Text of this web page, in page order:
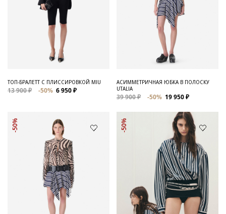
ТОП-БРАЛЕТТ С ПЛИССИРОВКОЙ MIU
13 900 ₽ -50% 6 950 ₽
АСИММЕТРИЧНАЯ ЮБКА В ПОЛОСКУ
UTALIA
39 900 ₽ -50% 19 950 ₽
-50% -50%